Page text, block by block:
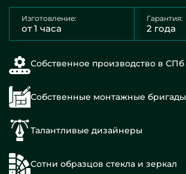
Изготовление:
от 1 часа
Гарантия:
2 года
Собственное производство в СПб
Собственные монтажные бригады
Талантливые дизайнеры
Сотни образцов стекла и зеркал